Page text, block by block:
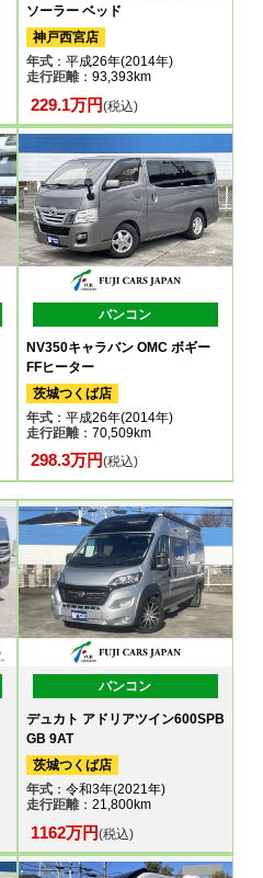
ソーラー ベッド
神戸西宮店
年式：平成26年(2014年)
走行距離：93,393km
229.1万円(税込)
バンコン
NV350キャラバン OMC ボギー
FFヒーター
茨城つくば店
年式：平成26年(2014年)
走行距離：70,509km
298.3万円(税込)
バンコン
デュカト アドリアツイン600SPB
GB 9AT
茨城つくば店
年式：令和3年(2021年)
走行距離：21,800km
1162万円(税込)